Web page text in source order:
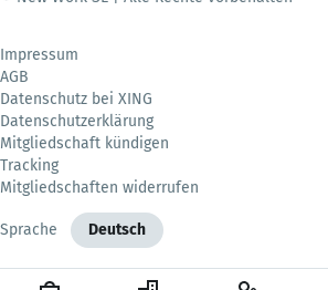
Impressum
AGB
Datenschutz bei XING
Datenschutzerklärung
Mitgliedschaft kündigen
Tracking
Mitgliedschaften widerrufen
Sprache Deutsch